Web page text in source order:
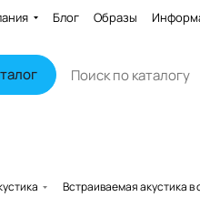
Блог Образы
Встраиваемая акустика в